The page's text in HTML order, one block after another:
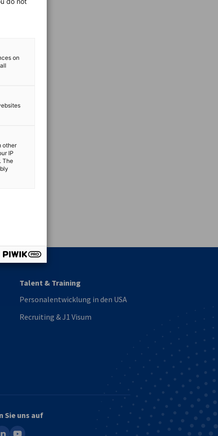
Talent & Training
Personalentwicklung in den USA
Recruiting & J1 Visum
Sie uns auf
youtube
on
other
IP
The